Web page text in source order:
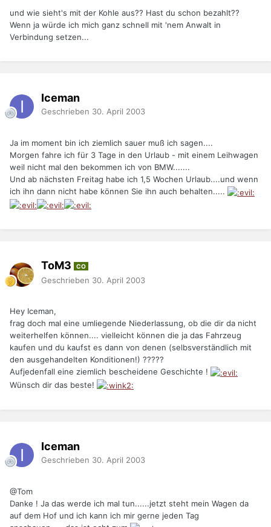
und wie sieht's mit der Kohle aus?? Hast du schon bezahlt??
Wenn ja würde ich mich ganz schnell mit 'nem Anwalt in
Verbindung setzen...
Iceman
Geschrieben 30. April 2003
Ja im moment bin ich ziemlich sauer muß ich sagen....
Morgen fahre ich für 3 Tage in den Urlaub - mit einem Leihwagen
weil nicht mal den bekommen ich von BMW.......
Und ab nächsten Freitag habe ich 1,5 Wochen Urlaub....und wenn
ich ihn dann nicht habe können Sie ihn auch behalten.....
ToM3 CO
Geschrieben 30. April 2003
Hey Iceman,
frag doch mal eine umliegende Niederlassung, ob die dir da nicht
weiterhelfen können.... vielleicht können die ja das Fahrzeug
kaufen und du kaufst es dann von denen (selbsverständlich mit
den ausgehandelten Konditionen!) ?????
Aufjedenfall eine ziemlich bescheidene Geschichte !
Wünsch dir das beste!
Iceman
Geschrieben 30. April 2003
@Tom
Danke ! Ja das werde ich mal tun......jetzt steht mein Wagen da
auf dem Hof und ich kann ich mir gerne jeden Tag